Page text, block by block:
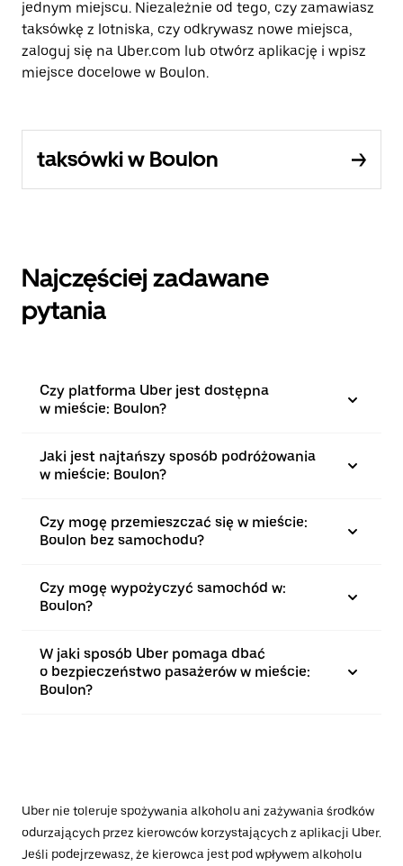
jednym miejscu. Niezależnie od tego, czy zamawiasz
taksówkę z lotniska, czy odkrywasz nowe miejsca,
zaloguj się na Uber.com lub otwórz aplikację i wpisz
miejsce docelowe w Boulon.
taksówki w Boulon
Najczęściej zadawane
pytania
Czy platforma Uber jest dostępna
w mieście: Boulon?
Jaki jest najtańszy sposób podróżowania
w mieście: Boulon?
Czy mogę przemieszczać się w mieście:
Boulon bez samochodu?
Czy mogę wypożyczyć samochód w:
Boulon?
W jaki sposób Uber pomaga dbać
o bezpieczeństwo pasażerów w mieście:
Boulon?
Uber nie toleruje spożywania alkoholu ani zażywania środków
odurzających przez kierowców korzystających z aplikacji Uber.
Jeśli podejrzewasz, że kierowca jest pod wpływem alkoholu